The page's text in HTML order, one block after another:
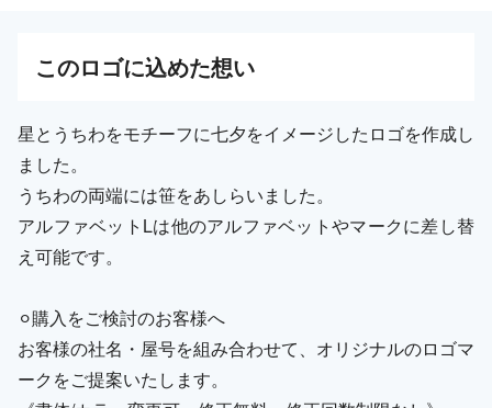
このロゴに込めた想い
星とうちわをモチーフに七夕をイメージしたロゴを作成し
ました。
うちわの両端には笹をあしらいました。
アルファベットLは他のアルファベットやマークに差し替
え可能です。
⚪︎購入をご検討のお客様へ
お客様の社名・屋号を組み合わせて、オリジナルのロゴマ
ークをご提案いたします。